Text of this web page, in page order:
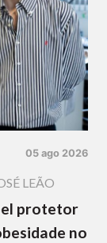
05 ago 2026
LEÃO
protetor
no